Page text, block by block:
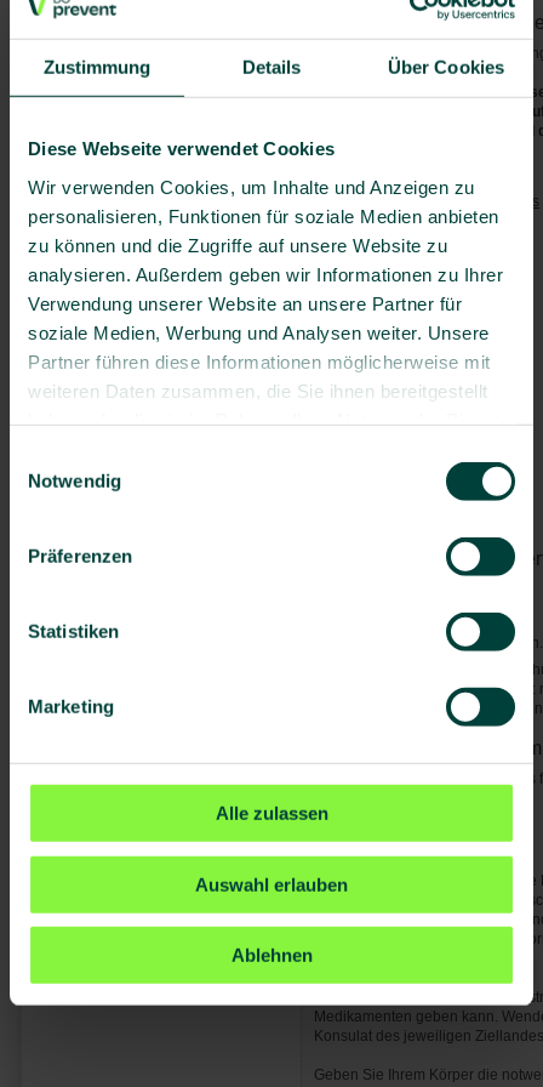
Zustimmung Details Über Cookies
Diese Webseite verwendet Cookies
Wir verwenden Cookies, um Inhalte und Anzeigen zu
personalisieren, Funktionen für soziale Medien anbieten
zu können und die Zugriffe auf unsere Website zu
analysieren. Außerdem geben wir Informationen zu Ihrer
Verwendung unserer Website an unsere Partner für
soziale Medien, Werbung und Analysen weiter. Unsere
Partner führen diese Informationen möglicherweise mit
weiteren Daten zusammen, die Sie ihnen bereitgestellt
Notwendig
Präferenzen
Statistiken
Marketing
Alle zulassen
Auswahl erlauben
Ablehnen
Malawi
Mayotte
Réunion
Sambia
Seychellen
Simbabwe
St. Helena
Südafrika
Swasiland
Europa
Naher Osten
Australien & Ozeanien
Vorgeschriebene
Bei der Einreise sind keine
Die aktuellen
(z.B. bzgl. Covid-19, Polio etc.)
)
Diphtherie
Pertussis
Polio
Masern
Hepatitis A
Hepatitis B
ggf. Typhus
Grippe
Pneumokokken(> 60 J.)
Besondere Risiken:
Von Mücken/Insekten
- Kein Risiko
Generell gilt: Mücken-/
nachts. Bei Malaria gilt
Stand-by-Präparates nach
Besondere
Ggf. wird ein
Denken Sie bei Ihrer Reise an
es zu Engpässen in der
Abschluss einer Reisekranken-
empfehlenswert. Ausführliche
Bitte bedenken Sie, dass es ggf.
Medikamenten geben kann.
Konsulat des jeweiligen
Geben Sie Ihrem Körper die